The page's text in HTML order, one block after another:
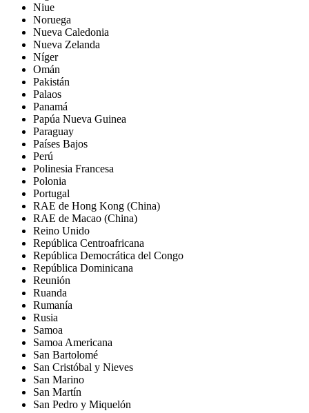
Niue
Noruega
Nueva Caledonia
Nueva Zelanda
Níger
Omán
Pakistán
Palaos
Panamá
Papúa Nueva Guinea
Paraguay
Países Bajos
Perú
Polinesia Francesa
Polonia
Portugal
RAE de Hong Kong (China)
RAE de Macao (China)
Reino Unido
República Centroafricana
República Democrática del Congo
República Dominicana
Reunión
Ruanda
Rumanía
Rusia
Samoa
Samoa Americana
San Bartolomé
San Cristóbal y Nieves
San Marino
San Martín
San Pedro y Miquelón